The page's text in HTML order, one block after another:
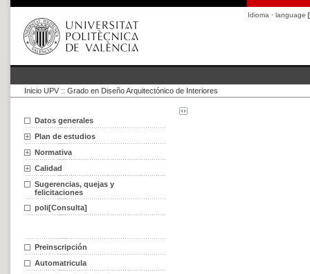
Idioma · language
Inicio UPV :: Grado en Diseño Arquitectónico de Interiores
Datos generales
Plan de estudios
Normativa
Calidad
Sugerencias, quejas y
felicitaciones
poli[Consulta]
Preinscripción
Automatricula